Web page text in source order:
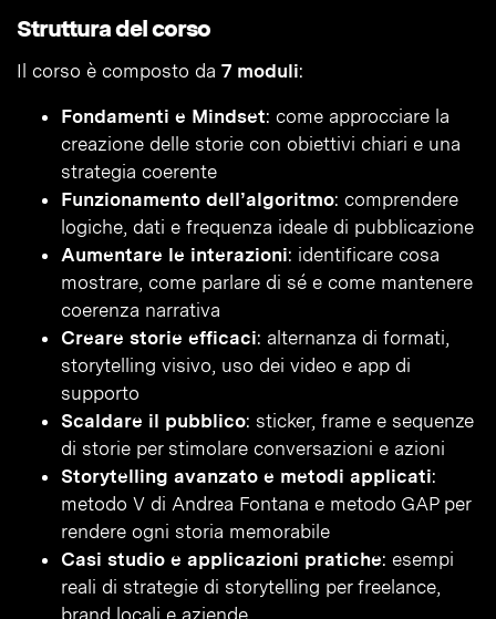
Struttura del corso
Il corso è composto da 7 moduli:
Fondamenti e Mindset: come approcciare la
creazione delle storie con obiettivi chiari e una
strategia coerente
Funzionamento dell’algoritmo: comprendere
logiche, dati e frequenza ideale di pubblicazione
Aumentare le interazioni: identificare cosa
mostrare, come parlare di sé e come mantenere
coerenza narrativa
Creare storie efficaci: alternanza di formati,
storytelling visivo, uso dei video e app di
supporto
Scaldare il pubblico: sticker, frame e sequenze
di storie per stimolare conversazioni e azioni
Storytelling avanzato e metodi applicati:
metodo V di Andrea Fontana e metodo GAP per
rendere ogni storia memorabile
Casi studio e applicazioni pratiche: esempi
reali di strategie di storytelling per freelance,